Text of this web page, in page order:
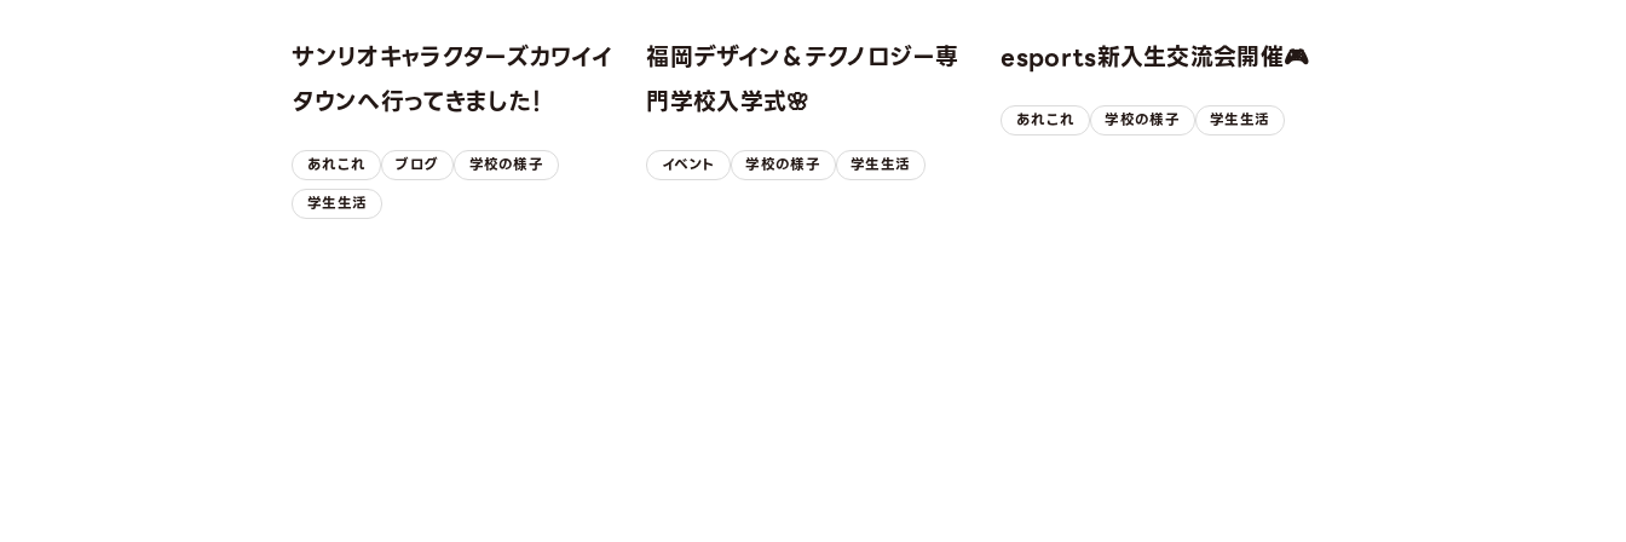
サンリオキャラクターズカワイイ
タウンへ行ってきました！
あれこれ ブログ
学校の様子
学生生活
福岡デザイン＆テクノロジー専
門学校入学式🌸
イベント 学校の様子 学生生活
esports新入生交流会開催🎮
あれこれ 学校の様子 学生生活